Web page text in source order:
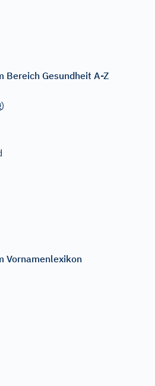
Bereich Gesundheit A-Z
Vornamenlexikon